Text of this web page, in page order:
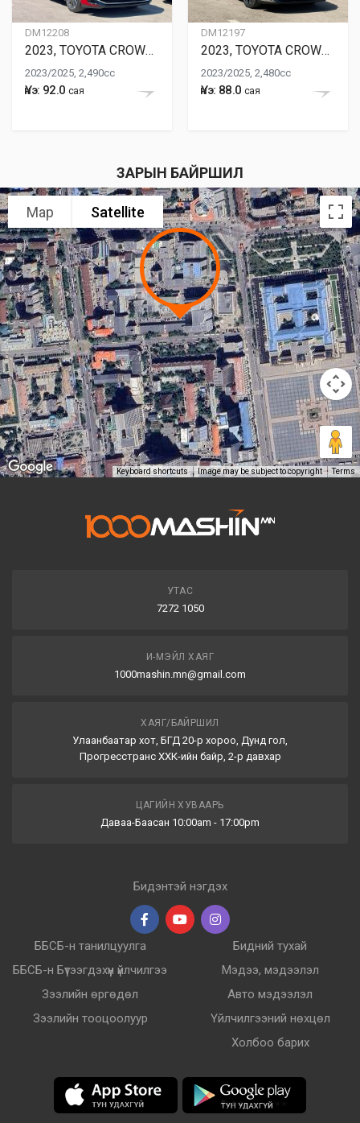
DM12208
2023, TOYOTA CROWN HYBRID
2023/2025, 2,490cc
Үнэ: 92.0 сая
DM12197
2023, TOYOTA CROWN HYBRID
2023/2025, 2,480cc
Үнэ: 88.0 сая
ЗАРЫН БАЙРШИЛ
Map Satellite
Keyboard shortcuts Image may be subject to copyright Terms
УТАС
7272 1050
И-МЭЙЛ ХАЯГ
1000mashin.mn@gmail.com
ХАЯГ/БАЙРШИЛ
Улаанбаатар хот, БГД 20-р хороо, Дунд гол,
Прогресстранс ХХК-ийн байр, 2-р давхар
ЦАГИЙН ХУВААРЬ
Даваа-Баасан 10:00am - 17:00pm
Бидэнтэй нэгдэх
ББСБ-н танилцуулга
ББСБ-н Бүтээгдэхүүн үйлчилгээ
Зээлийн өргөдөл
Зээлийн тооцоолуур
Бидний тухай
Мэдээ, мэдээлэл
Авто мэдээлэл
Үйлчилгээний нөхцөл
Холбоо барих